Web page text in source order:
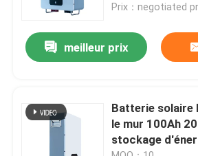
nouvelles
Tous les cas
Batterie de l'ion LiFePO4 de
Prix：negotiated
meilleur prix
Batterie solaire
le mur 100Ah
stockage